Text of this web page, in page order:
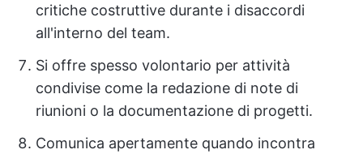
critiche costruttive durante i disaccordi
all'interno del team.
Si offre spesso volontario per attività
condivise come la redazione di note di
riunioni o la documentazione di progetti.
Comunica apertamente quando incontra